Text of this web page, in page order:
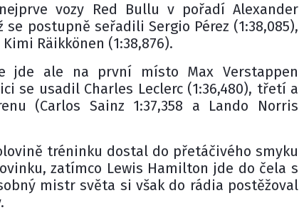
vozy Red Bullu v pořadí Alexander
se postupně seřadili Sergio Pérez (1:38,085),
Räikkönen (1:38,876).
jde ale na první místo Max Verstappen
se usadil Charles Leclerc (1:36,480), třetí a
(Carlos Sainz 1:37,358 a Lando Norris
tréninku dostal do přetáčivého smyku
zatímco Lewis Hamilton jde do čela s
mistr světa si však do rádia postěžoval